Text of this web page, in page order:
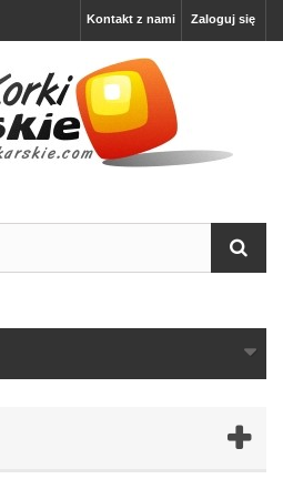
Zaloguj się
Kontakt z nami